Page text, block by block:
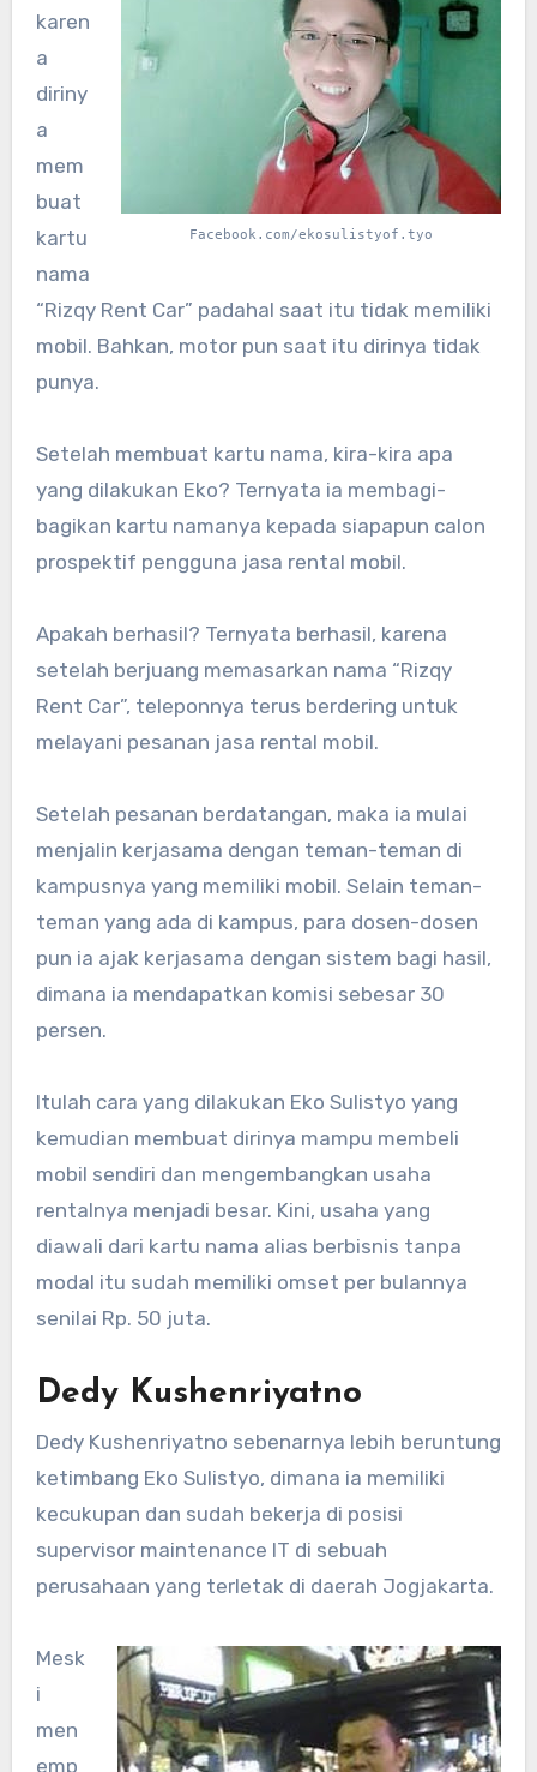
Facebook.com/ekosulistyof.tyo
karen
a
diriny
a
mem
buat
kartu
nama
“Rizqy Rent Car” padahal saat itu tidak memiliki
mobil. Bahkan, motor pun saat itu dirinya tidak
punya.
Setelah membuat kartu nama, kira-kira apa
yang dilakukan Eko? Ternyata ia membagi-
bagikan kartu namanya kepada siapapun calon
prospektif pengguna jasa rental mobil.
Apakah berhasil? Ternyata berhasil, karena
setelah berjuang memasarkan nama “Rizqy
Rent Car”, teleponnya terus berdering untuk
melayani pesanan jasa rental mobil.
Setelah pesanan berdatangan, maka ia mulai
menjalin kerjasama dengan teman-teman di
kampusnya yang memiliki mobil. Selain teman-
teman yang ada di kampus, para dosen-dosen
pun ia ajak kerjasama dengan sistem bagi hasil,
dimana ia mendapatkan komisi sebesar 30
persen.
Itulah cara yang dilakukan Eko Sulistyo yang
kemudian membuat dirinya mampu membeli
mobil sendiri dan mengembangkan usaha
rentalnya menjadi besar. Kini, usaha yang
diawali dari kartu nama alias berbisnis tanpa
modal itu sudah memiliki omset per bulannya
senilai Rp. 50 juta.
Dedy Kushenriyatno
Dedy Kushenriyatno sebenarnya lebih beruntung
ketimbang Eko Sulistyo, dimana ia memiliki
kecukupan dan sudah bekerja di posisi
supervisor maintenance IT di sebuah
perusahaan yang terletak di daerah Jogjakarta.
Mesk
i
men
emp